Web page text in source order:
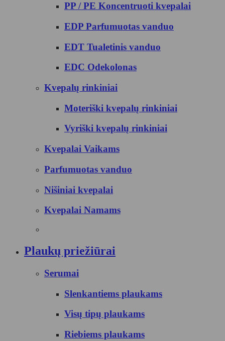
PP / PE Koncentruoti kvepalai
EDP Parfumuotas vanduo
EDT Tualetinis vanduo
EDC Odekolonas
Kvepalų rinkiniai
Moteriški kvepalų rinkiniai
Vyriški kvepalų rinkiniai
Kvepalai Vaikams
Parfumuotas vanduo
Nišiniai kvepalai
Kvepalai Namams
Plaukų priežiūrai
Serumai
Slenkantiems plaukams
Visų tipų plaukams
Riebiems plaukams